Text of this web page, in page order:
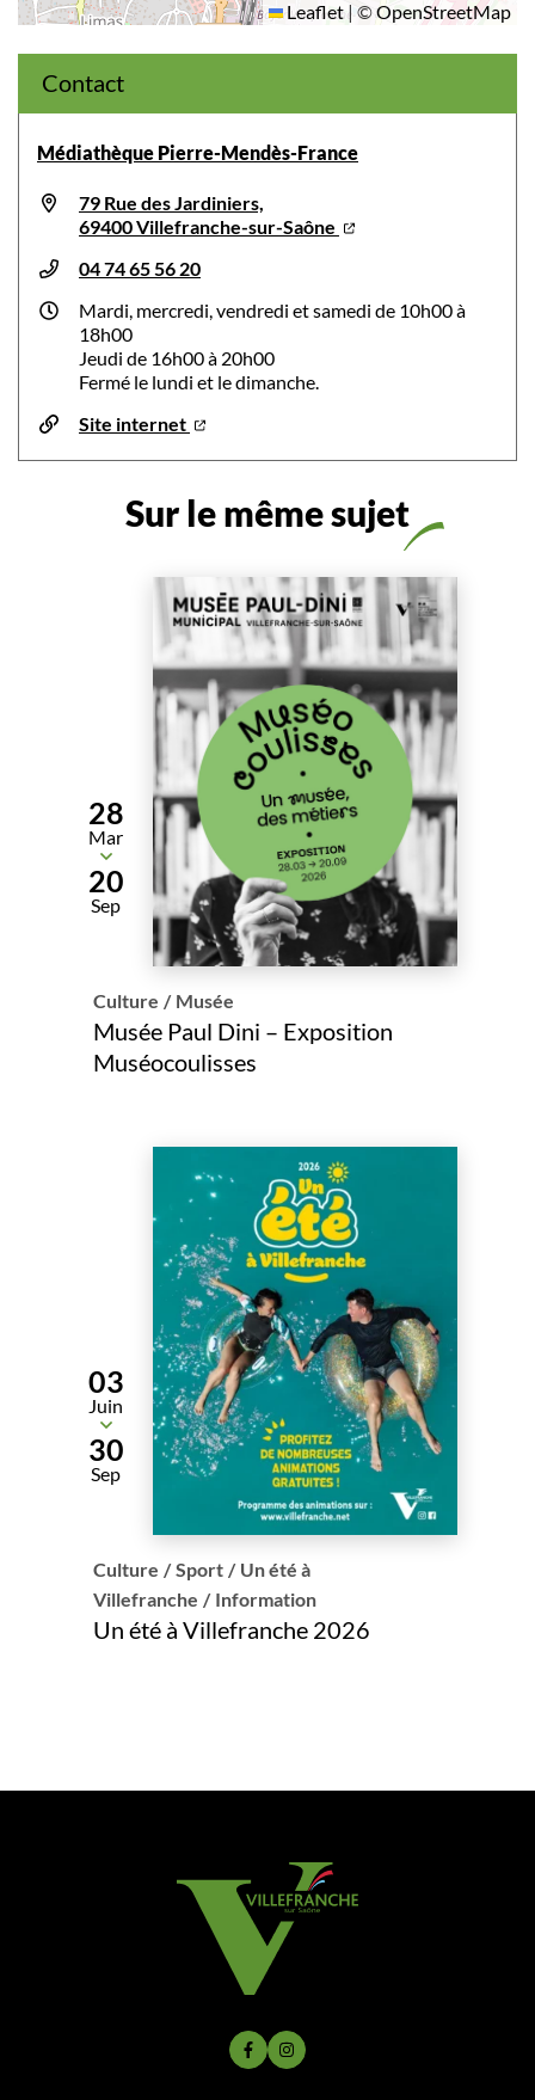
Leaflet| ©OpenStreetMap
Contact
Médiathèque Pierre-Mendès-France
79 Rue des Jardiniers,
69400 Villefranche-sur-Saône
04 74 65 56 20
Mardi, mercredi, vendredi et samedi de 10h00 à
18h00
Jeudi de 16h00 à 20h00
Fermé le lundi et le dimanche.
Site internet
Sur le même sujet
Musée Paul Dini – Exposition
Muséocoulisses
Culture / Musée
Du
28
Mar
20
Sep
Un été à Villefranche 2026
Culture / Sport / Un été à
Villefranche / Information
Du
03
Juin
30
Sep
Lien vers le compte Facebook
Lien vers le compte Instagram